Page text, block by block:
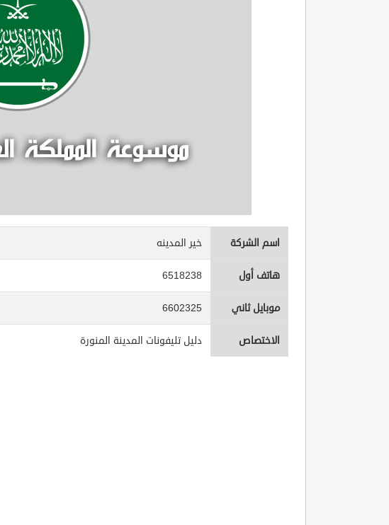
اسم الشركة خير المدينه
هاتف أول 6518238
موبايل ثاني 6602325
الاختصاص دليل تليفونات المدينة المنورة